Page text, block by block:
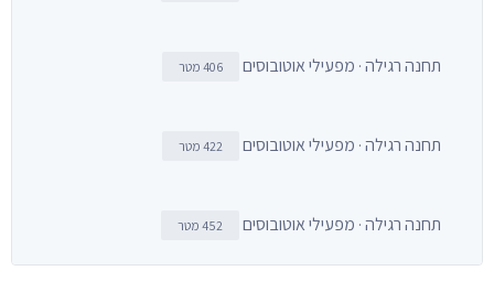
תחנה רגילה · מפעילי אוטובוסים 406 מטר
תחנה רגילה · מפעילי אוטובוסים 422 מטר
תחנה רגילה · מפעילי אוטובוסים 452 מטר